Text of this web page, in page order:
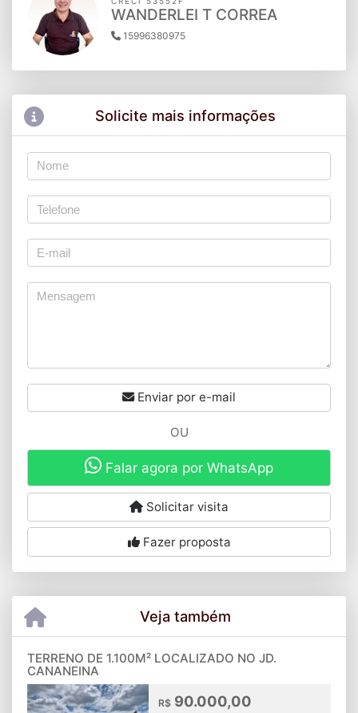
WANDERLEI T CORREA
15996380975
Solicite mais informações
Enviar por e-mail
OU
Falar agora por WhatsApp
Solicitar visita
Fazer proposta
Veja também
TERRENO DE 1.100M² LOCALIZADO NO JD.
CANANEINA
R$ 90.000,00